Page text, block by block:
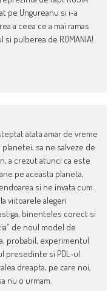
pe Ungureanu si i-a
a ceea ce a mai ramas
pulberea de ROMANIA!
atata amar de vreme
sa ne salveze de
a crezut atunci ca este
pe aceasta planeta,
si ne invata cum
viitoarele alegeri
binenteles corect si
de noul model de
probabil, experimentul
presedinte si PDL-ul
dreapta, pe care noi,
nu o urmam.